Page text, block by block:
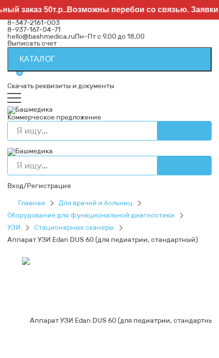
50т.р..Возможны перебои со связью. Заявки
8-347-2161-003
8-937-167-04-71
hello@bashmedica.ruПн-Пт с 9.00 до 18.00
Выписать счет
КАТАЛОГ
0
Скачать реквизиты и документы
Коммерческое предложение
Вход/Регистрация
Главная
Для врачей и больниц
Оборудование для функциональной диагностики
УЗИ
Стационарные сканеры
Аппарат УЗИ Edan DUS 60 (для педиатрии, стандартный)